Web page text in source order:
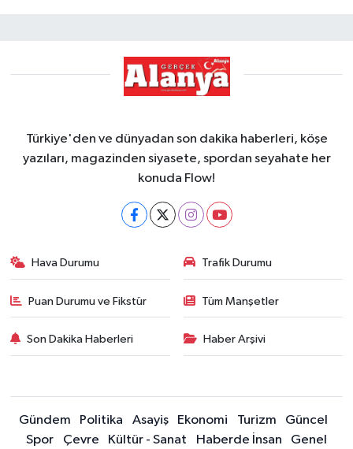
Türkiye'den ve dünyadan son dakika haberleri, köşe
yazıları, magazinden siyasete, spordan seyahate her
konuda Flow!
Hava Durumu Trafik Durumu
Puan Durumu ve Fikstür Tüm Manşetler
Son Dakika Haberleri Haber Arşivi
Gündem Politika Asayiş Ekonomi Turizm
Güncel
Spor
Çevre Kültür - Sanat Haberde İnsan Genel